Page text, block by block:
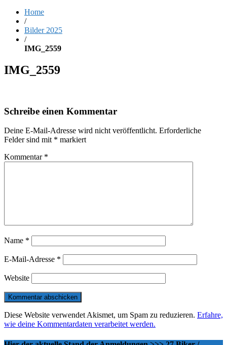
Home
/
Bilder 2025
/
IMG_2559
IMG_2559
Schreibe einen Kommentar
Deine E-Mail-Adresse wird nicht veröffentlicht. Erforderliche
Felder sind mit * markiert
Kommentar *
Name *
E-Mail-Adresse *
Website
Diese Website verwendet Akismet, um Spam zu reduzieren. Erfahre,
wie deine Kommentardaten verarbeitet werden.